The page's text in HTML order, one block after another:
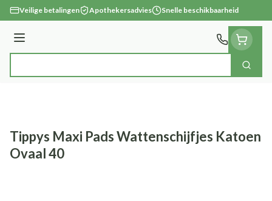
Ga naar de inhoud
Veilige betalingen Apothekersadvies Snelle beschikbaarheid
Menu
Zoek
Tippys Maxi Pads Wattenschijfjes Katoen
Ovaal 40